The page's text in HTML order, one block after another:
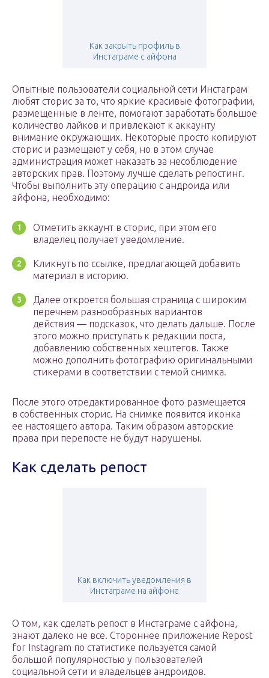
Как закрыть профиль в
Инстаграме с айфона
Опытные пользователи социальной сети Инстаграм
любят сторис за то, что яркие красивые фотографии,
размещенные в ленте, помогают заработать большое
количество лайков и привлекают к аккаунту
внимание окружающих. Некоторые просто копируют
сторис и размещают у себя, но в этом случае
администрация может наказать за несоблюдение
авторских прав. Поэтому лучше сделать репостинг.
Чтобы выполнить эту операцию с андроида или
айфона, необходимо:
Отметить аккаунт в сторис, при этом его
владелец получает уведомление.
Кликнуть по ссылке, предлагающей добавить
материал в историю.
Далее откроется большая страница с широким
перечнем разнообразных вариантов
действия — подсказок, что делать дальше. После
этого можно приступать к редакции поста,
добавлению собственных хештегов. Также
можно дополнить фотографию оригинальными
стикерами в соответствии с темой снимка.
После этого отредактированное фото размещается
в собственных сторис. На снимке появится иконка
ее настоящего автора. Таким образом авторские
права при перепосте не будут нарушены.
Как сделать репост
Как включить уведомления в
Инстаграме на айфоне
О том, как сделать репост в Инстаграме с айфона,
знают далеко не все. Стороннее приложение Repost
for Instagram по статистике пользуется самой
большой популярностью у пользователей
социальной сети и владельцев андроидов.